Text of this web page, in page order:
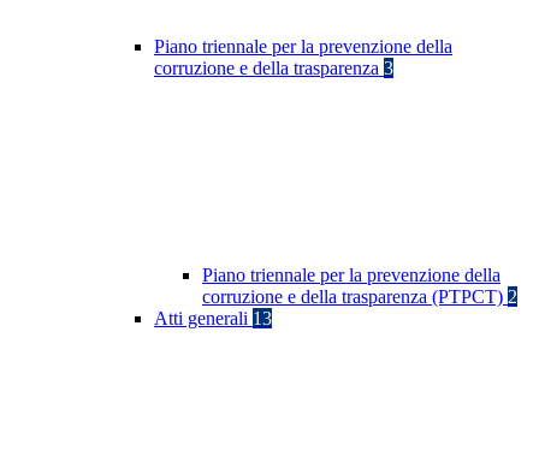
Piano triennale per la prevenzione della
corruzione e della trasparenza 3
Piano triennale per la prevenzione della
corruzione e della trasparenza (PTPCT) 2
Atti generali 13